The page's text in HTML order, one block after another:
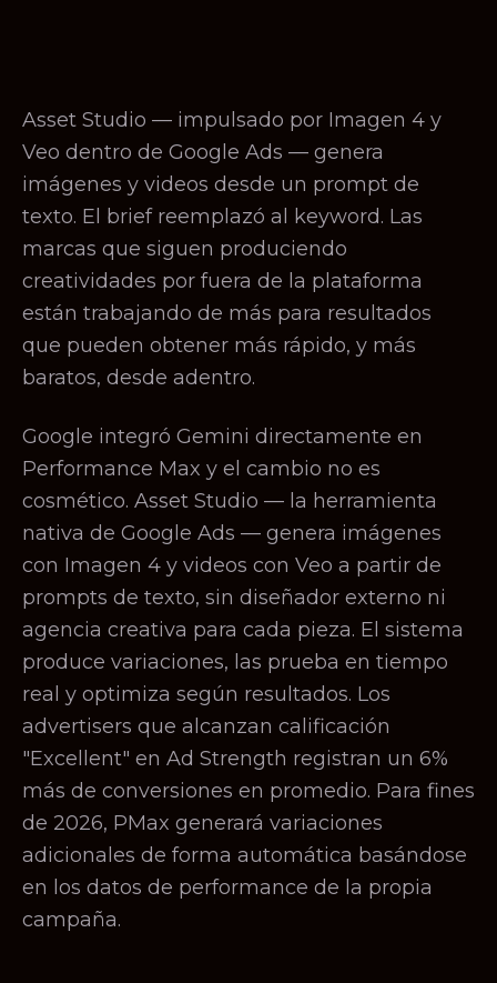
Asset Studio — impulsado por Imagen 4 y
Veo dentro de Google Ads — genera
imágenes y videos desde un prompt de
texto. El brief reemplazó al keyword. Las
marcas que siguen produciendo
creatividades por fuera de la plataforma
están trabajando de más para resultados
que pueden obtener más rápido, y más
baratos, desde adentro.
Google integró Gemini directamente en
Performance Max y el cambio no es
cosmético. Asset Studio — la herramienta
nativa de Google Ads — genera imágenes
con Imagen 4 y videos con Veo a partir de
prompts de texto, sin diseñador externo ni
agencia creativa para cada pieza. El sistema
produce variaciones, las prueba en tiempo
real y optimiza según resultados. Los
advertisers que alcanzan calificación
"Excellent" en Ad Strength registran un 6%
más de conversiones en promedio. Para fines
de 2026, PMax generará variaciones
adicionales de forma automática basándose
en los datos de performance de la propia
campaña.